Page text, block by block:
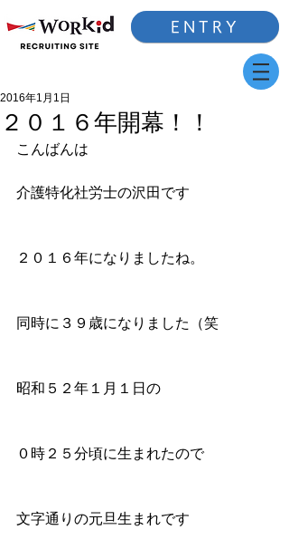
ENTRY
２０１６年開幕！！
2016年1月1日
こんばんは
介護特化社労士の沢田です
２０１６年になりましたね。
同時に３９歳になりました（笑
昭和５２年１月１日の
０時２５分頃に生まれたので
文字通りの元旦生まれです